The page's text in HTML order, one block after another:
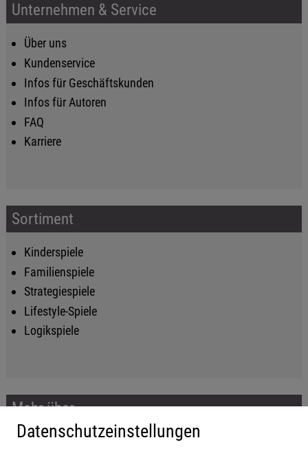
Unternehmen & Service
Über uns
Kundenservice
Infos für Geschäftskunden
Infos für Autoren
FAQ
Karriere
Sortiment
Kinderspiele
Familienspiele
Strategiespiele
Lifestyle-Spiele
Logikspiele
Mehr über...
Impressum
Datenschutzeinstellungen